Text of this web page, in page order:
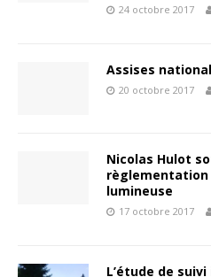
24 octobre 2017
Assises
20 octobre 2017
Nicolas Hulot
lumineuse
17 octobre 2017
L’étude de